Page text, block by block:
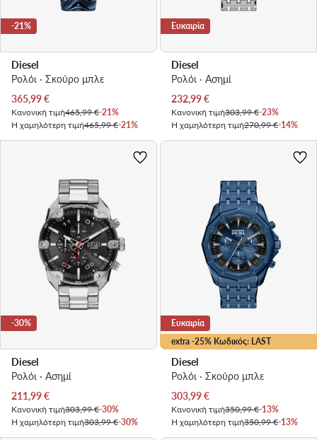
-21%
Diesel
Ρολόι · Σκούρο μπλε
Τρέχουσα τιμή
365,99€
Κανονική τιμή465,99 €-21%
Η χαμηλότερη τιμή465,99 €-21%
Ευκαιρία
Diesel
Ρολόι · Ασημί
Τρέχουσα τιμή
232,99€
Κανονική τιμή303,99 €-23%
Η χαμηλότερη τιμή270,99 €-14%
-30%
Diesel
Ρολόι · Ασημί
Τρέχουσα τιμή
211,99€
Κανονική τιμή303,99 €-30%
Η χαμηλότερη τιμή303,99 €-30%
extra -25% Κωδικός: LAST
Ευκαιρία
Diesel
Ρολόι · Σκούρο μπλε
Τρέχουσα τιμή
303,99€
Κανονική τιμή350,99 €-13%
Η χαμηλότερη τιμή350,99 €-13%